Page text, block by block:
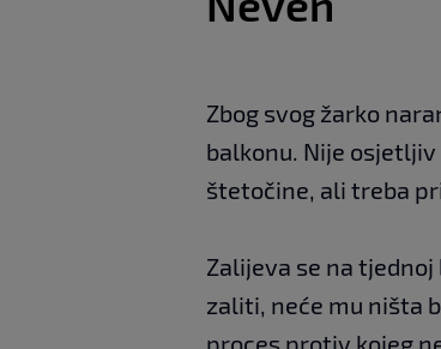
Zbog svog žarko
balkonu. Nije
štetočine, ali treba
Zalijeva se na
zaliti, neće mu ništa
proces protiv kojeg